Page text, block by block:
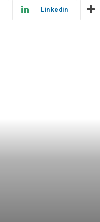
Linkedin